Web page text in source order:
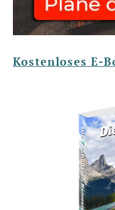
Kostenloses E-